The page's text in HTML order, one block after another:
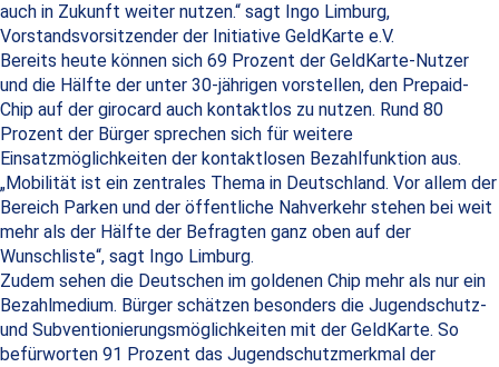
auch in Zukunft weiter nutzen.“ sagt Ingo Limburg,
Vorstandsvorsitzender der Initiative GeldKarte e.V.
Bereits heute können sich 69 Prozent der GeldKarte-Nutzer
und die Hälfte der unter 30-jährigen vorstellen, den Prepaid-
Chip auf der girocard auch kontaktlos zu nutzen. Rund 80
Prozent der Bürger sprechen sich für weitere
Einsatzmöglichkeiten der kontaktlosen Bezahlfunktion aus.
„Mobilität ist ein zentrales Thema in Deutschland. Vor allem der
Bereich Parken und der öffentliche Nahverkehr stehen bei weit
mehr als der Hälfte der Befragten ganz oben auf der
Wunschliste“, sagt Ingo Limburg.
Zudem sehen die Deutschen im goldenen Chip mehr als nur ein
Bezahlmedium. Bürger schätzen besonders die Jugendschutz-
und Subventionierungsmöglichkeiten mit der GeldKarte. So
befürworten 91 Prozent das Jugendschutzmerkmal der